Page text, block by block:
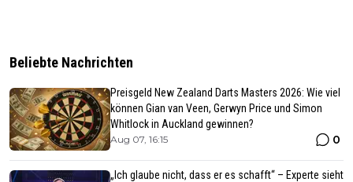
Beliebte Nachrichten
Preisgeld New Zealand Darts Masters 2026: Wie viel
können Gian van Veen, Gerwyn Price und Simon
Whitlock in Auckland gewinnen?
Aug 07, 16:15 0
„Ich glaube nicht, dass er es schafft“ – Experte sieht